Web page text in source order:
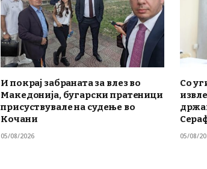
И покрај забраната за влез во
Македонија, бугарски пратеници
присуствувале на судење во
Кочани
05/08/2026
Со
05/08/